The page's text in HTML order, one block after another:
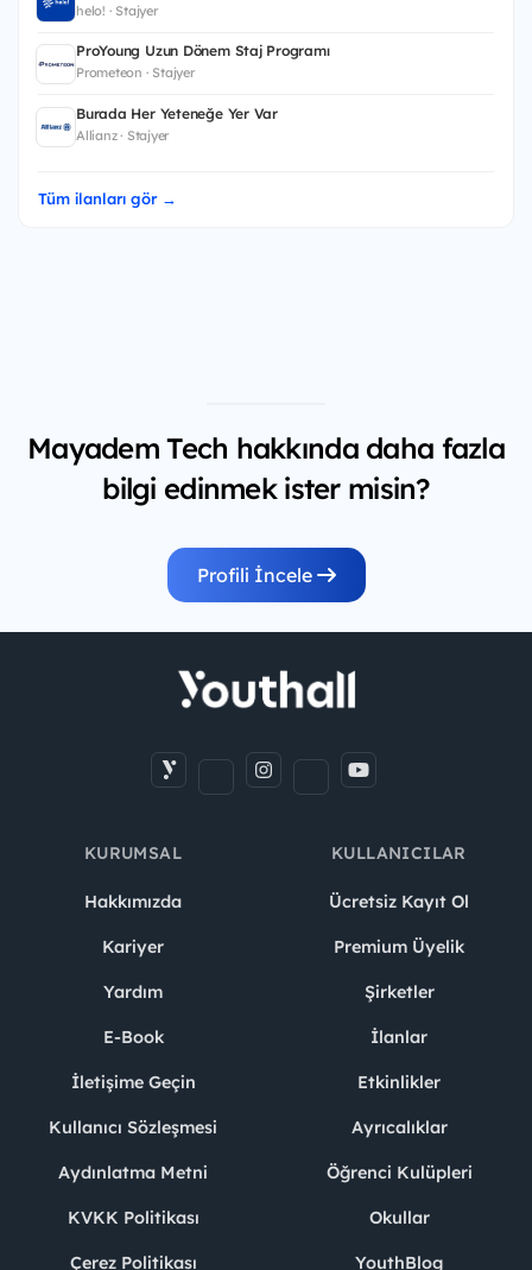
helo! · Stajyer
ProYoung Uzun Dönem Staj Programı
Prometeon · Stajyer
Burada Her Yeteneğe Yer Var
Allianz · Stajyer
Tüm ilanları gör →
Mayadem Tech hakkında daha fazla
bilgi edinmek ister misin?
Profili İncele
KURUMSAL
Hakkımızda
Kariyer
Yardım
E-Book
İletişime Geçin
Kullanıcı Sözleşmesi
Aydınlatma Metni
KVKK Politikası
Çerez Politikası
KULLANICILAR
Ücretsiz Kayıt Ol
Premium Üyelik
Şirketler
İlanlar
Etkinlikler
Ayrıcalıklar
Öğrenci Kulüpleri
Okullar
YouthBlog